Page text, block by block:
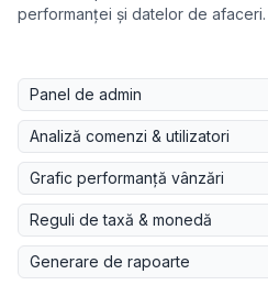
performanței și datelor de afaceri.
Panel de admin
Analiză comenzi & utilizatori
Grafic performanță vânzări
Reguli de taxă & monedă
Generare de rapoarte